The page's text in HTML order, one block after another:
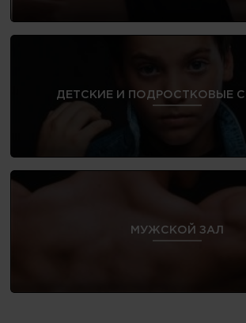
ДЕТСКИЕ И ПОДРОСТКОВЫЕ
МУЖСКОЙ ЗАЛ